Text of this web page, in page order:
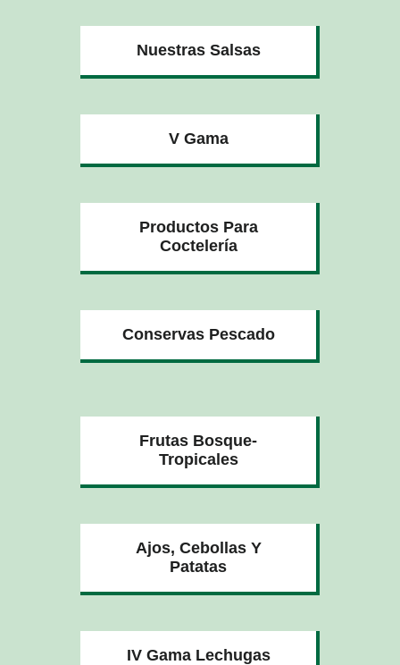
Nuestras Salsas
V Gama
Productos Para
Coctelería
Conservas Pescado
Frutas Bosque-
Tropicales
Ajos, Cebollas Y
Patatas
IV Gama Lechugas